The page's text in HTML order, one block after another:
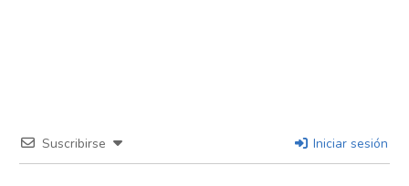
Suscribirse Iniciar sesión